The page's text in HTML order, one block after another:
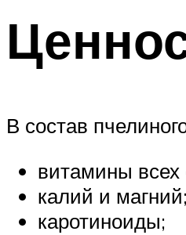
В состав
витамины всех
калий и магний;
каротиноиды;